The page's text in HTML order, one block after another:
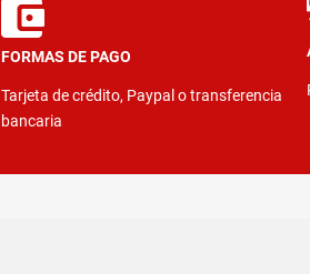
FORMAS DE PAGO
Tarjeta de crédito, Paypal o transferencia
bancaria